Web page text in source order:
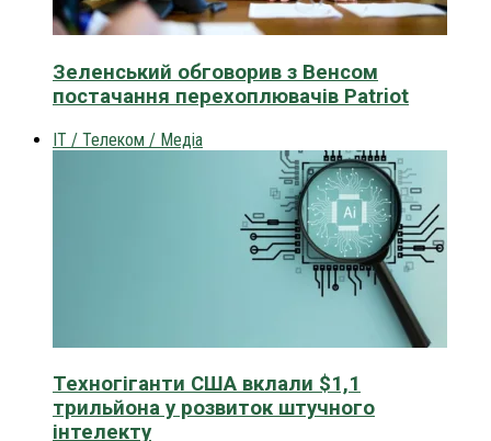
Зеленський обговорив з Венсом
постачання перехоплювачів Patriot
IT / Телеком / Медіа
Техногіганти США вклали $1,1
трильйона у розвиток штучного
інтелекту